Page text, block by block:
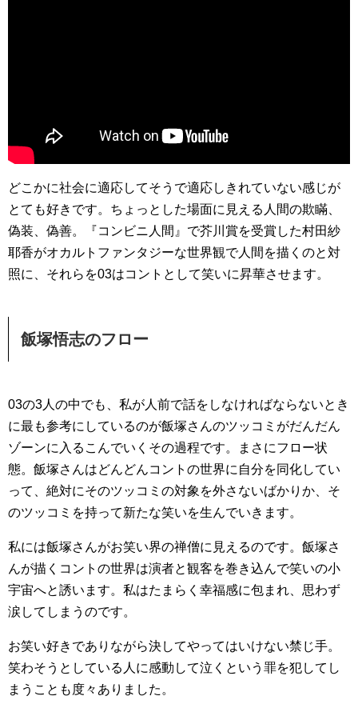
どこかに社会に適応してそうで適応しきれていない感じが
とても好きです。ちょっとした場面に見える人間の欺瞞、
偽装、偽善。『コンビニ人間』で芥川賞を受賞した村田紗
耶香がオカルトファンタジーな世界観で人間を描くのと対
照に、それらを03はコントとして笑いに昇華させます。
飯塚悟志のフロー
03の3人の中でも、私が人前で話をしなければならないとき
に最も参考にしているのが飯塚さんのツッコミがだんだん
ゾーンに入るこんでいくその過程です。まさにフロー状
態。飯塚さんはどんどんコントの世界に自分を同化してい
って、絶対にそのツッコミの対象を外さないばかりか、そ
のツッコミを持って新たな笑いを生んでいきます。
私には飯塚さんがお笑い界の禅僧に見えるのです。飯塚さ
んが描くコントの世界は演者と観客を巻き込んで笑いの小
宇宙へと誘います。私はたまらく幸福感に包まれ、思わず
涙してしまうのです。
お笑い好きでありながら決してやってはいけない禁じ手。
笑わそうとしている人に感動して泣くという罪を犯してし
まうことも度々ありました。